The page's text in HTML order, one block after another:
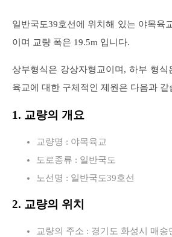
일반국도39호선에 위치해 있는 야목육
이며 교량 폭은 19.5m 입니다.
상부형식은 강상자형교이며, 하부 형식
육교에 대한 구체적인 제원은 다음과 같
1. 교량의 개요
교량명 : 야목육교
도로종류 : 일반국도
노선명 : 일반국도39호선
2. 교량의 위치
교량의 주소 : 경기도 화성시 매송